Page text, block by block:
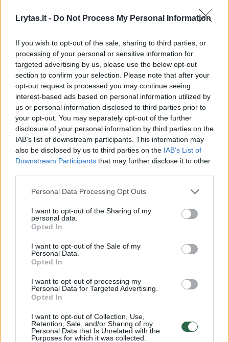
Lrytas.lt - Do Not Process My Personal Information
If you wish to opt-out of the sale, sharing to third parties, or
processing of your personal or sensitive information for
targeted advertising by us, please use the below opt-out
section to confirm your selection. Please note that after your
opt-out request is processed you may continue seeing
interest-based ads based on personal information utilized by
us or personal information disclosed to third parties prior to
your opt-out. You may separately opt-out of the further
disclosure of your personal information by third parties on the
IAB’s list of downstream participants. This information may
also be disclosed by us to third parties on the IAB’s List of
Downstream Participants that may further disclose it to other
Personal Data Processing Opt Outs
I want to opt-out of the Sharing of my
personal data.
Opted In
I want to opt-out of the Sale of my
Personal Data.
Opted In
I want to opt-out of processing my
Personal Data for Targeted Advertising.
Opted In
I want to opt-out of Collection, Use,
Retention, Sale, and/or Sharing of my
Personal Data that Is Unrelated with the
Purposes for which it was collected.
„Tokio tipo kelionėse pamatai, kad visos
baimės slypi tiktai mūsų galvose“, – naujienų
portaluilrytas.ltpasakojo I.Voveris prakalbusi
apie vos pasiduoti neprivertusią liūtį ir turėtą
baimę su vaikais būti 24 valandas per parą.
„Na ką, ta diena išaušo ir laukiu, ir bijau, ir
noriu, ir klausiu, kam man tai. Amelia rami
nieko nesupranta, paaiškinau, kad bus
Kažkodėl labiausiai pergyvenu dėl mūsų
transporto priemones. Amelia man sako, koks
jo vardas. Manau, kelyje vežimukas turės
vardą 100 proc. O dabar į kelią“, – dar
balandžio pabaigoje, tik išsiruošusi į kelią,
Instagrame rašė nuomonės formuotoja.